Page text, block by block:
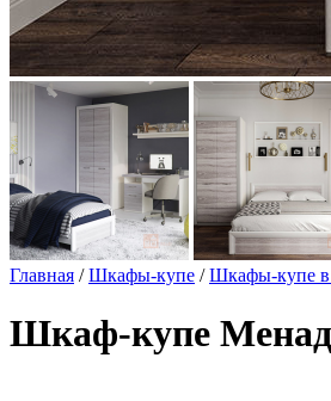
Главная /Шкафы-купе /Шкафы-купе в
Шкаф-купе